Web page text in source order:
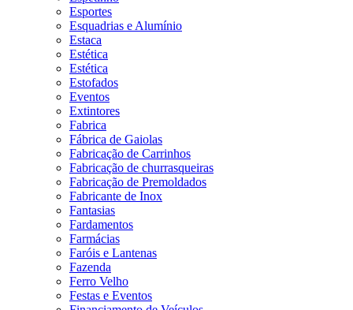
Esportes
Esquadrias e Alumínio
Estaca
Estética
Estética
Estofados
Eventos
Extintores
Fabrica
Fábrica de Gaiolas
Fabricação de Carrinhos
Fabricação de churrasqueiras
Fabricação de Premoldados
Fabricante de Inox
Fantasias
Fardamentos
Farmácias
Faróis e Lantenas
Fazenda
Ferro Velho
Festas e Eventos